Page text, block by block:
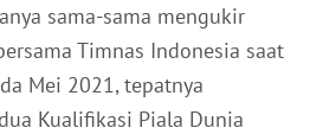
sama-sama mengukir
Timnas Indonesia saat
Mei 2021, tepatnya
Kualifikasi Piala Dunia